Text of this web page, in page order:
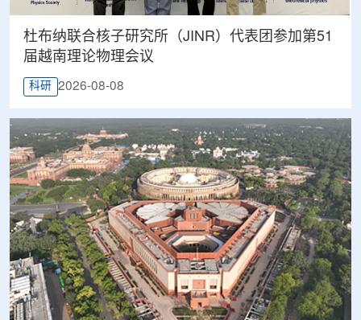
杜布纳联合核子研究所（JINR）代表团参加第51
届越南理论物理会议
科研 2026-08-08